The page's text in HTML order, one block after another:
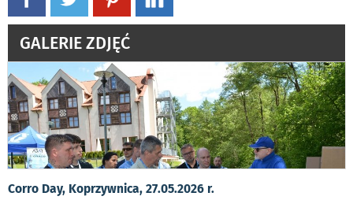
GALERIE ZDJĘĆ
Corro Day, Koprzywnica, 27.05.2026 r.